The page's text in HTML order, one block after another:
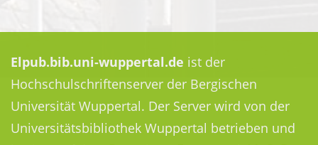
Elpub.bib.uni-wuppertal.de ist der
Hochschulschriftenserver der Bergischen
Universität Wuppertal. Der Server wird von der
Universitätsbibliothek Wuppertal betrieben und